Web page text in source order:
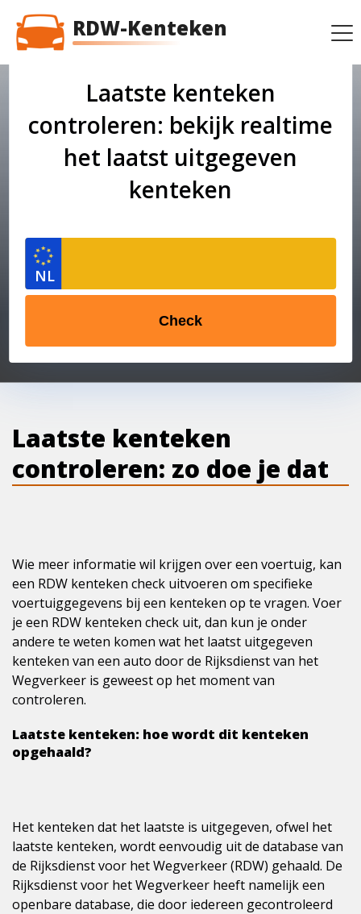
RDW-Kenteken
Laatste kenteken
controleren: bekijk realtime
het laatst uitgegeven
kenteken
Check
Laatste kenteken
controleren: zo doe je dat
Wie meer informatie wil krijgen over een voertuig, kan
een RDW kenteken check uitvoeren om specifieke
voertuiggegevens bij een kenteken op te vragen. Voer
je een RDW kenteken check uit, dan kun je onder
andere te weten komen wat het laatst uitgegeven
kenteken van een auto door de Rijksdienst van het
Wegverkeer is geweest op het moment van
controleren.
Laatste kenteken: hoe wordt dit kenteken
opgehaald?
Het kenteken dat het laatste is uitgegeven, ofwel het
laatste kenteken, wordt eenvoudig uit de database van
de Rijksdienst voor het Wegverkeer (RDW) gehaald. De
Rijksdienst voor het Wegverkeer heeft namelijk een
openbare database, die door iedereen gecontroleerd